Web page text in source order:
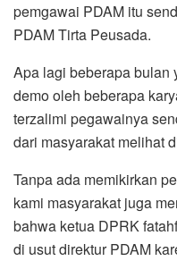
pemgawai PDAM itu
PDAM Tirta Peusada.
Apa lagi beberapa bulan
demo oleh beberapa
terzalimi pegawainya
dari masyarakat melihat
Tanpa ada memikirkan
kami masyarakat juga
bahwa ketua DPRK
di usut direktur PDAM